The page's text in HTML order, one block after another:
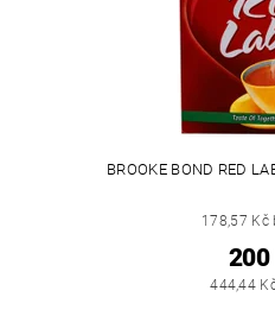
BROOKE BOND RED
178,57 Kč
200
444,44